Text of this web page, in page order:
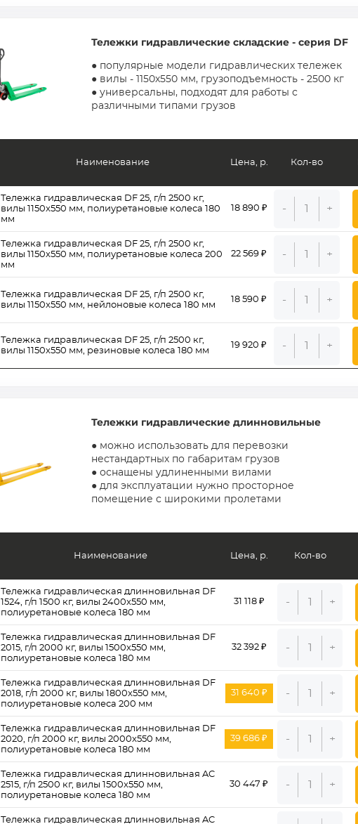
Тележки гидравлические складские - серия DF
● популярные модели гидравлических тележек
● вилы - 1150х550 мм, грузоподъемность - 2500 кг
● универсальны, подходят для работы с
различными типами грузов
Наименование
Тележка гидравлическая DF 25, г/п 2500 кг,
вилы 1150x550 мм, полиуретановые колеса 180
мм
Тележка гидравлическая DF 25, г/п 2500 кг,
вилы 1150х550 мм, полиуретановые колеса 200
мм
Тележка гидравлическая DF 25, г/п 2500 кг,
вилы 1150x550 мм, нейлоновые колеса 180 мм
Тележка гидравлическая DF 25, г/п 2500 кг,
вилы 1150х550 мм, резиновые колеса 180 мм
Цена, р.
18 890 ₽
22 569 ₽
18 590 ₽
19 920 ₽
Кол-во
- +
- +
- +
- +
Тележки гидравлические длинновильные
● можно использовать для перевозки
нестандартных по габаритам грузов
● оснащены удлиненными вилами
● для эксплуатации нужно просторное
помещение с широкими пролетами
Наименование
Тележка гидравлическая длинновильная DF
1524, г/п 1500 кг, вилы 2400x550 мм,
полиуретановые колеса 180 мм
Тележка гидравлическая длинновильная DF
2015, г/п 2000 кг, вилы 1500x550 мм,
полиуретановые колеса 180 мм
Тележка гидравлическая длинновильная DF
2018, г/п 2000 кг, вилы 1800x550 мм,
полиуретановые колеса 200 мм
Тележка гидравлическая длинновильная DF
2020, г/п 2000 кг, вилы 2000x550 мм,
полиуретановые колеса 180 мм
Тележка гидравлическая длинновильная AC
2515, г/п 2500 кг, вилы 1500x550 мм,
полиуретановые колеса 180 мм
Тележка гидравлическая длинновильная AC
Цена, р.
31 118 ₽
32 392 ₽
31 640 ₽
39 686 ₽
30 447 ₽
Кол-во
- +
- +
- +
- +
- +